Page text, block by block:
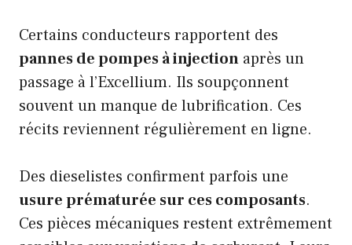
Certains conducteurs rapportent des
pannes de pompes à injection après un
passage à l’Excellium. Ils soupçonnent
souvent un manque de lubrification. Ces
récits reviennent régulièrement en ligne.
Des dieselistes confirment parfois une
usure prématurée sur ces composants.
Ces pièces mécaniques restent extrêmement